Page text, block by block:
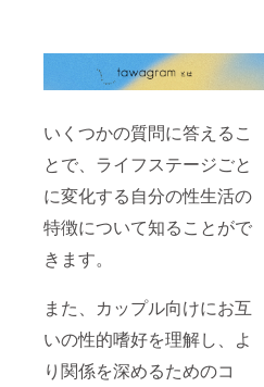
いくつかの質問に答えるこ
とで、ライフステージごと
に変化する自分の性生活の
特徴について知ることがで
きます。
また、カップル向けにお互
いの性的嗜好を理解し、よ
り関係を深めるためのコ